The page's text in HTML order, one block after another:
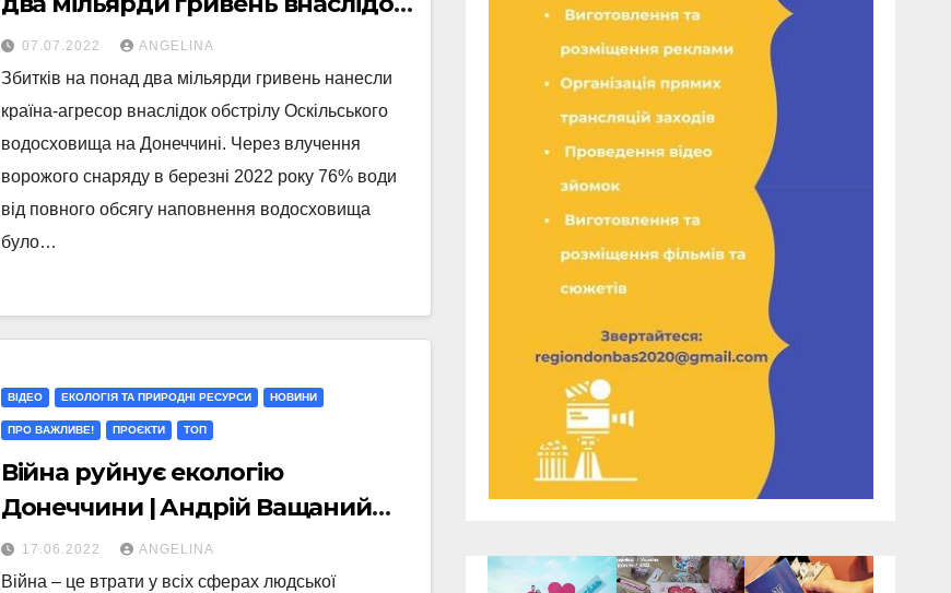
обстрілу Оскільського
водосховища
07.07.2022 ANGELINA
Збитків на понад два мільярди гривень нанесли
країна-агресор внаслідок обстрілу Оскільського
водосховища на Донеччині. Через влучення
ворожого снаряду в березні 2022 року 76% води
від повного обсягу наповнення водосховища
було…
ВІДЕО ЕКОЛОГІЯ ТА ПРИРОДНІ РЕСУРСИ НОВИНИ
ПРО ВАЖЛИВЕ! ПРОЄКТИ ТОП
Війна руйнує екологію
Донеччини | Андрій Ващаний
про втрати природного фонду
Донецької області
17.06.2022 ANGELINA
Війна – це втрати у всіх сферах людської